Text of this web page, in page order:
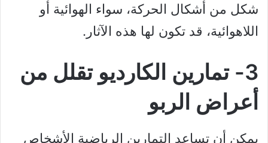
شكل من أشكال الحركة، سواء الهوائية أو
اللاهوائية، قد تكون لها هذه الآثار.
3- تمارين الكارديو تقلل من
أعراض الربو
يمكن أن تساعد التمارين الرياضية الأشخاص